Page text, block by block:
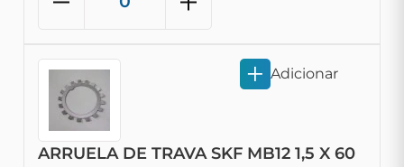
ARRUELA DE TRAVA SKF MB12 1,5 X 60
Adicionar